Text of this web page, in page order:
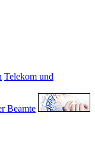
Telekom und
Beamte